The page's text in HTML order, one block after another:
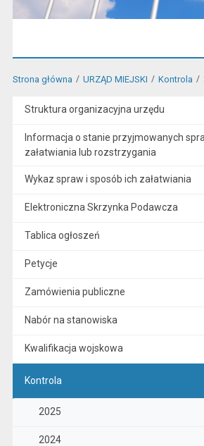
Strona główna URZĄD MIEJSKI Kontrola
Struktura organizacyjna urzędu
Informacja o stanie przyjmowanych
załatwiania lub rozstrzygania
Wykaz spraw i sposób ich załatwiania
Elektroniczna Skrzynka Podawcza
Tablica ogłoszeń
Petycje
Zamówienia publiczne
Nabór na stanowiska
Kwalifikacja wojskowa
Kontrola
2025
2024